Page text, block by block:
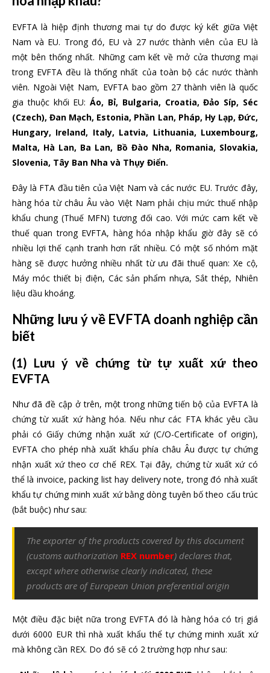
EVFTA là hiệp định thương mai tự do được ký kết giữa Việt
Nam và EU. Trong đó, EU và 27 nước thành viên của EU là
một bên thống nhất. Những cam kết về mở cửa thương mại
trong EVFTA đều là thống nhất của toàn bộ các nước thành
viên. Ngoài Việt Nam, EVFTA bao gồm 27 thành viên là quốc
gia thuộc khối EU:Áo, Bỉ, Bulgaria, Croatia, Đảo Síp, Séc
(Czech), Đan Mạch, Estonia, Phần Lan, Pháp, Hy Lạp, Đức,
Hungary, Ireland, Italy, Latvia, Lithuania, Luxembourg,
Malta, Hà Lan, Ba Lan, Bồ Đào Nha, Romania, Slovakia,
Slovenia, Tây Ban Nha và Thụy Điển.
Đây là FTA đầu tiên của Việt Nam và các nước EU. Trước đây,
hàng hóa từ châu Âu vào Việt Nam phải chịu mức thuế nhập
khẩu chung (Thuế MFN) tương đối cao. Với mức cam kết về
thuế quan trong EVFTA, hàng hóa nhập khẩu giờ đây sẽ có
nhiều lợi thế cạnh tranh hơn rất nhiều. Có một số nhóm mặt
hàng sẽ được hưởng nhiều nhất từ ưu đãi thuế quan: Xe cộ,
Máy móc thiết bị điện, Các sản phẩm nhựa, Sắt thép, Nhiên
liệu dầu khoáng.
Những lưu ý về EVFTA doanh nghiệp cần
biết
(1) Lưu ý về chứng từ tự xuất xứ theo
EVFTA
Như đã đề cập ở trên, một trong những tiến bộ của EVFTA là
chứng từ xuất xứ hàng hóa. Nếu như các FTA khác yêu cầu
phải có Giấy chứng nhận xuất xứ (C/O-Certificate of origin),
EVFTA cho phép nhà xuất khẩu phía châu Âu được tự chứng
nhận xuất xứ theo cơ chế REX. Tại đây, chứng từ xuất xứ có
thể là invoice, packing list hay delivery note, trong đó nhà xuất
khẩu tự chứng minh xuất xứ bằng dòng tuyên bố theo cấu trúc
(bắt buộc) như sau:
The exporter of the products covered by this document
(customs authorization REX number) declares that,
except where otherwise clearly indicated, these
products are of European Union preferential origin
Một điều đặc biệt nữa trong EVFTA đó là hàng hóa có trị giá
dưới 6000 EUR thì nhà xuất khẩu thể tự chứng minh xuất xứ
mà không cần REX. Do đó sẽ có 2 trường hợp như sau: